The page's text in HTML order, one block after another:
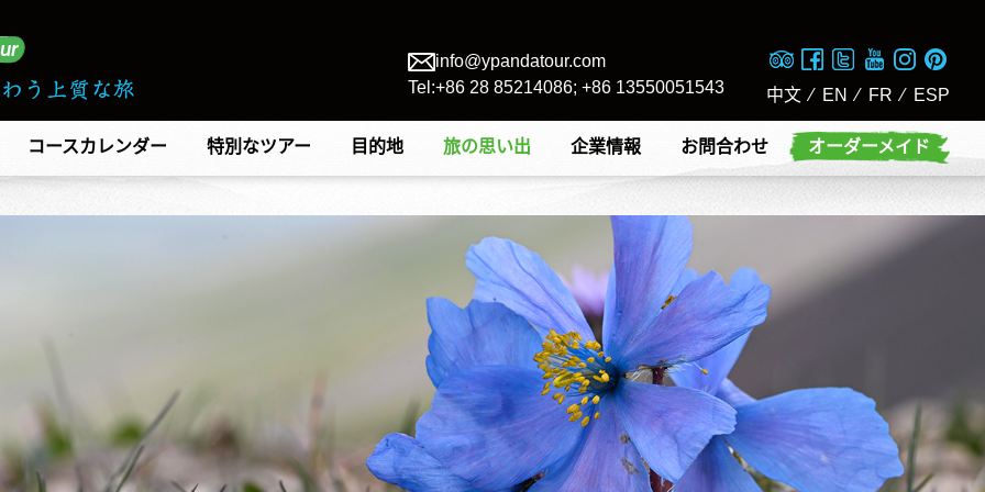
中文 ⁄ EN ⁄ FR ⁄ ESP
info@ypandatour.com
Tel:+86 28 85214086; +86 13550051543
コースカレンダー 特別なツアー 目的地 旅の思い出 企業情報 お問合わせ オーダーメイド